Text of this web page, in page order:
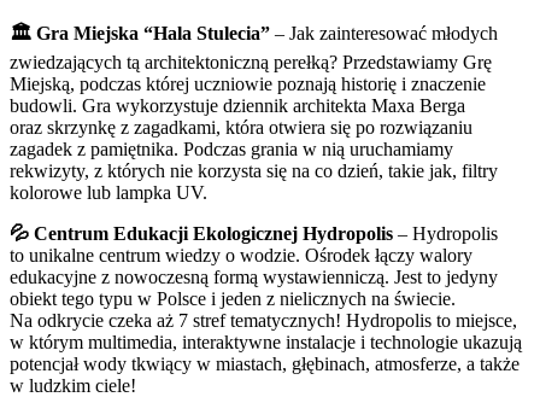
🏛️ Gra Miejska “Hala Stulecia” – Jak zainteresować młodych
zwiedzających tą architektoniczną perełką? Przedstawiamy Grę
Miejską, podczas której uczniowie poznają historię i znaczenie
budowli. Gra wykorzystuje dziennik architekta Maxa Berga
oraz skrzynkę z zagadkami, która otwiera się po rozwiązaniu
zagadek z pamiętnika. Podczas grania w nią uruchamiamy
rekwizyty, z których nie korzysta się na co dzień, takie jak, filtry
kolorowe lub lampka UV.
💦 Centrum Edukacji Ekologicznej Hydropolis – Hydropolis
to unikalne centrum wiedzy o wodzie. Ośrodek łączy walory
edukacyjne z nowoczesną formą wystawienniczą. Jest to jedyny
obiekt tego typu w Polsce i jeden z nielicznych na świecie.
Na odkrycie czeka aż 7 stref tematycznych! Hydropolis to miejsce,
w którym multimedia, interaktywne instalacje i technologie ukazują
potencjał wody tkwiący w miastach, głębinach, atmosferze, a także
w ludzkim ciele!